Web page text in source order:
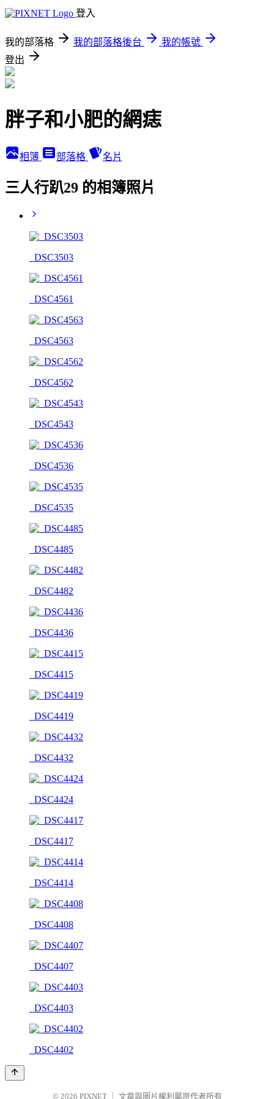
登入
我的部落格 我的部落格後台
我的帳號
登出
胖子和小肥的網痣
相簿 部落格 名片
三人行趴29 的相簿照片
_DSC3503
_DSC4561
_DSC4563
_DSC4562
_DSC4543
_DSC4536
_DSC4535
_DSC4485
_DSC4482
_DSC4436
_DSC4415
_DSC4419
_DSC4432
_DSC4424
_DSC4417
_DSC4414
_DSC4408
_DSC4407
_DSC4403
_DSC4402
© 2026 PIXNET 文章與圖片權利屬原作者所有